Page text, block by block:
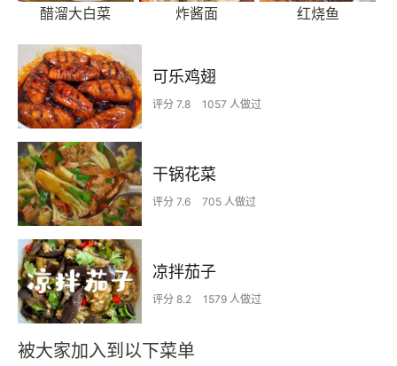
醋溜大白菜 炸酱面 红烧鱼
可乐鸡翅
评分 7.8 1057 人做过
干锅花菜
评分 7.6 705 人做过
凉拌茄子
评分 8.2 1579 人做过
被大家加入到以下菜单